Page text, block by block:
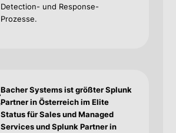
Detection- und Response-
Prozesse.
Bacher Systems ist größter Splunk
Partner in Österreich im Elite
Status für Sales und Managed
Services und Splunk Partner in